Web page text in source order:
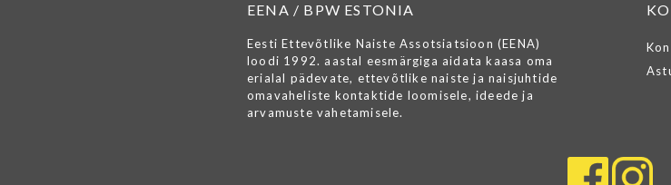
EENA / BPW ESTONIA
Eesti Ettevõtlike Naiste Assotsiatsioon (EENA)
loodi 1992. aastal eesmärgiga aidata kaasa oma
erialal pädevate, ettevõtlike naiste ja naisjuhtide
omavaheliste kontaktide loomisele, ideede ja
arvamuste vahetamisele.